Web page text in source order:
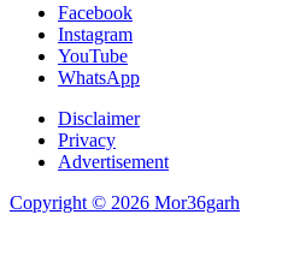
Facebook
Instagram
YouTube
WhatsApp
Disclaimer
Privacy
Advertisement
Copyright © 2026 Mor36garh